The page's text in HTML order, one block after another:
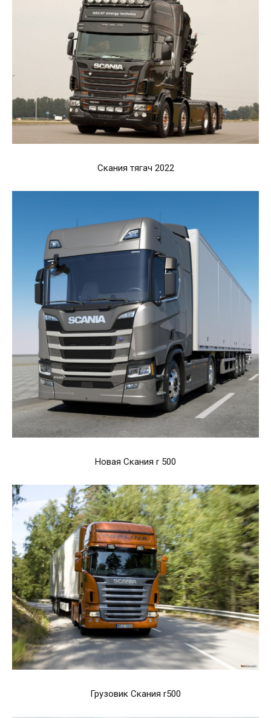
Скания тягач 2022
Новая Скания r 500
Грузовик Скания r500